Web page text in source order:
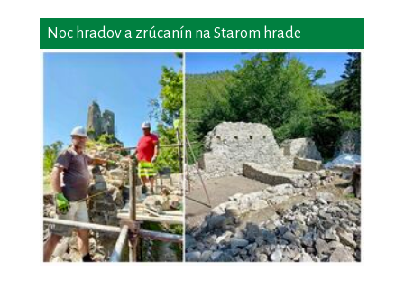
Noc hradov a zrúcanín na Starom hrade